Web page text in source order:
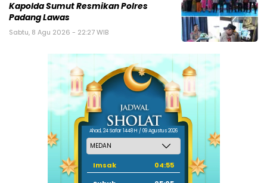
Kapolda Sumut Resmikan Polres
Padang Lawas
Sabtu, 8 Agu 2026 - 22:27 WIB
Ahad, 24 Safar 1448 H / 09 Agustus 2026
Imsak
04:55